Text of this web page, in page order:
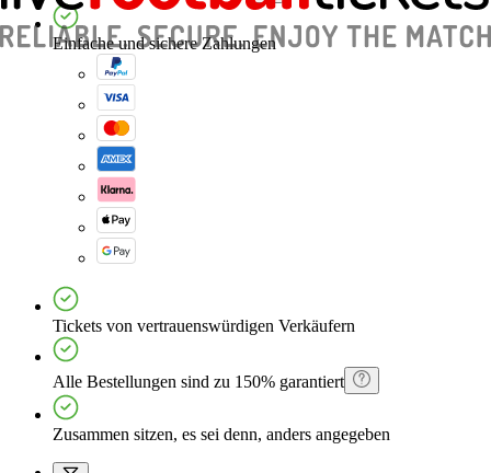
Einfache und sichere Zahlungen
Tickets von vertrauenswürdigen Verkäufern
Alle Bestellungen sind zu 150% garantiert
Zusammen sitzen, es sei denn, anders angegeben